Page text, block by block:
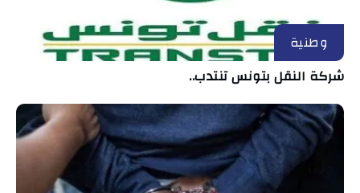
وطنية
شركة النقل بتونس تنتدب..